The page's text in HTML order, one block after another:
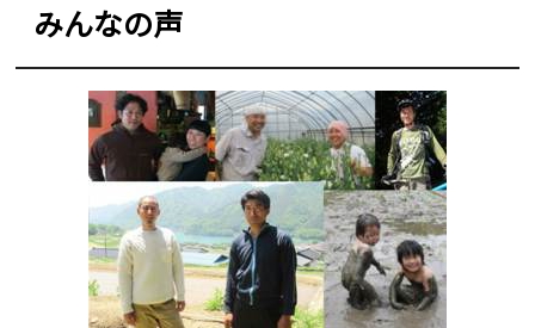
みんなの声